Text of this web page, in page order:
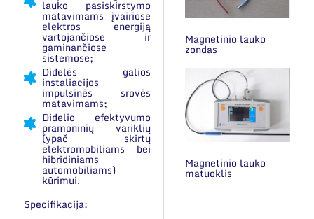
lauko pasiskirstymo
matavimams įvairiose
elektros energiją
vartojančiose ir
gaminančiose
sistemose;
Didelės galios
instaliacijos
impulsinės srovės
matavimams;
Didelio efektyvumo
pramoninių variklių
(ypač skirtų
elektromobiliams bei
hibridiniams
automobiliams)
kūrimui.
Specifikacija:
Magnetinio lauko
zondas
Magnetinio lauko
matuoklis